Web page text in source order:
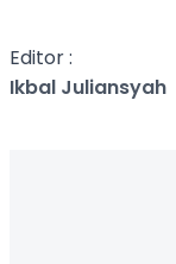
Editor :
Ikbal Juliansyah